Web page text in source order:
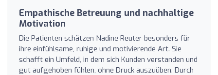
Empathische Betreuung und nachhaltige
Motivation
Die Patienten schätzen Nadine Reuter besonders für
ihre einfühlsame, ruhige und motivierende Art. Sie
schafft ein Umfeld, in dem sich Kunden verstanden und
gut aufgehoben fühlen, ohne Druck auszuüben. Durch